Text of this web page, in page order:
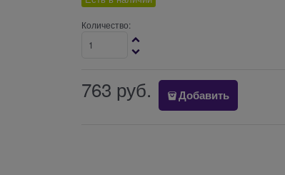
Количество:
763 руб. Добавить